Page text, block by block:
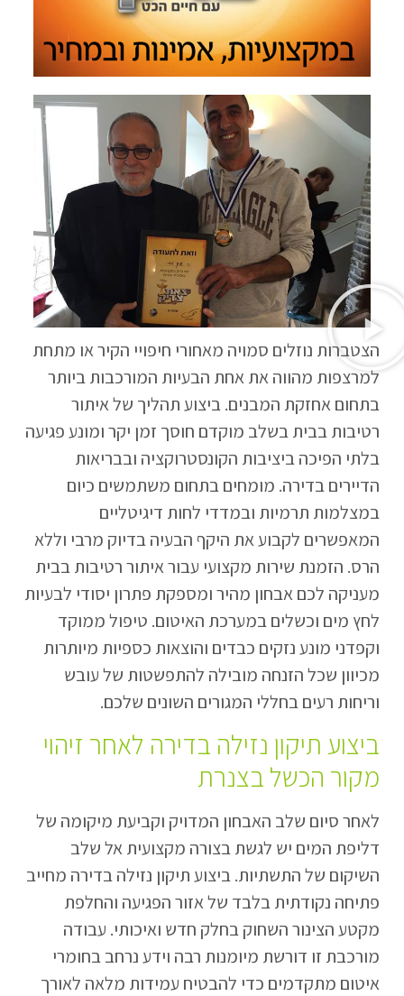
הצטברות נוזלים סמויה מאחורי חיפויי הקיר או מתחת
למרצפות מהווה את אחת הבעיות המורכבות ביותר
בתחום אחזקת המבנים. ביצוע תהליך של איתור
רטיבות בבית בשלב מוקדם חוסך זמן יקר ומונע פגיעה
בלתי הפיכה ביציבות הקונסטרוקציה ובבריאות
הדיירים בדירה. מומחים בתחום משתמשים כיום
במצלמות תרמיות ובמדדי לחות דיגיטליים
המאפשרים לקבוע את היקף הבעיה בדיוק מרבי וללא
הרס. הזמנת שירות מקצועי עבור איתור רטיבות בבית
מעניקה לכם אבחון מהיר ומספקת פתרון יסודי לבעיות
לחץ מים וכשלים במערכת האיטום. טיפול ממוקד
וקפדני מונע נזקים כבדים והוצאות כספיות מיותרות
מכיוון שכל הזנחה מובילה להתפשטות של עובש
וריחות רעים בחללי המגורים השונים שלכם.
ביצוע תיקון נזילה בדירה לאחר זיהוי
מקור הכשל בצנרת
לאחר סיום שלב האבחון המדויק וקביעת מיקומה של
דליפת המים יש לגשת בצורה מקצועית אל שלב
השיקום של התשתיות. ביצוע תיקון נזילה בדירה מחייב
פתיחה נקודתית בלבד של אזור הפגיעה והחלפת
מקטע הצינור השחוק בחלק חדש ואיכותי. עבודה
מורכבת זו דורשת מיומנות רבה וידע נרחב בחומרי
איטום מתקדמים כדי להבטיח עמידות מלאה לאורך